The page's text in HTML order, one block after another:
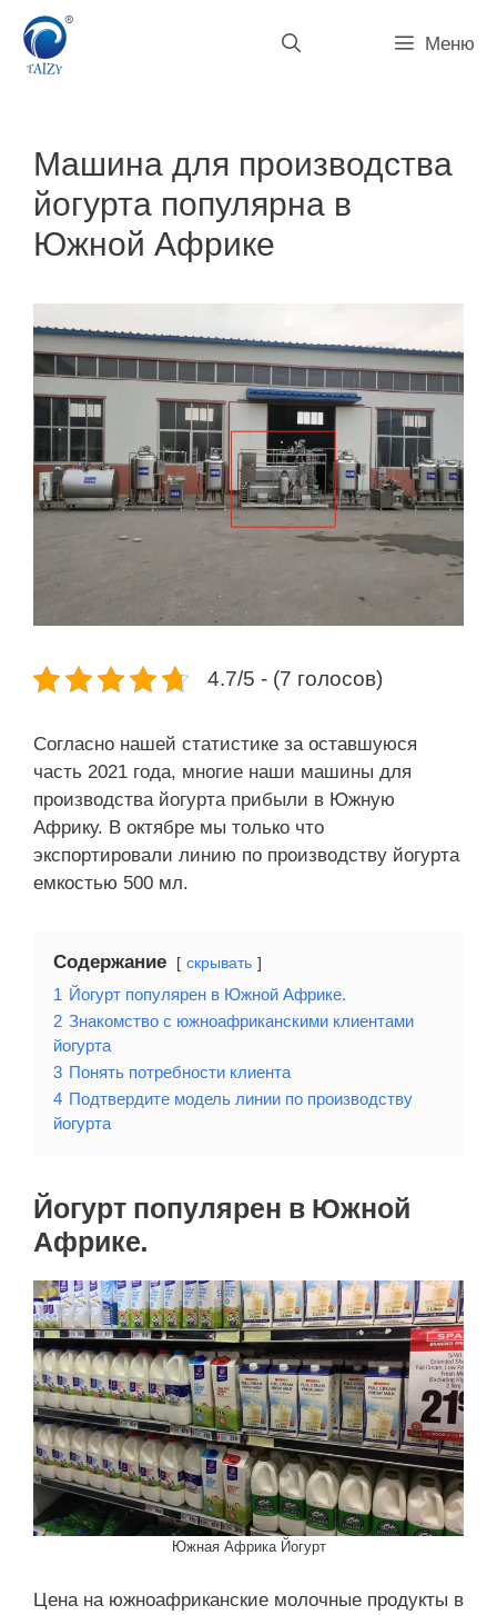
Перейти
содержимому
Меню
Машина для производства
йогурта популярна в
Южной Африке
4.7/5 - (7 голосов)
Согласно нашей статистике за оставшуюся
часть 2021 года, многие наши машины для
производства йогурта прибыли в Южную
Африку. В октябре мы только что
экспортировали линию по производству йогурта
емкостью 500 мл.
Содержание скрывать
1 Йогурт популярен в Южной Африке.
2 Знакомство с южноафриканскими клиентами
йогурта
3 Понять потребности клиента
4 Подтвердите модель линии по производству
йогурта
Йогурт популярен в Южной
Африке.
Южная Африка Йогурт
Цена на южноафриканские молочные продукты в